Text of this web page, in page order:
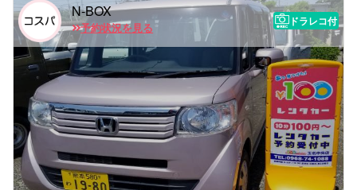
N-BOX
予約状況を見る
ドラレコ付